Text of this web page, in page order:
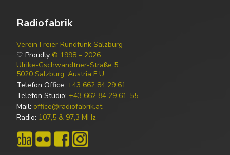
Radiofabrik
Verein Freier Rundfunk Salzburg
♡ Proudly © 1998 – 2026
Ulrike-Gschwandtner-Straße 5
5020 Salzburg, Austria E.U.
Telefon Office: +43 662 84 29 61
Telefon Studio: +43 662 84 29 61-55
Mail: office@radiofabrik.at
Radio: 107,5 & 97,3 MHz